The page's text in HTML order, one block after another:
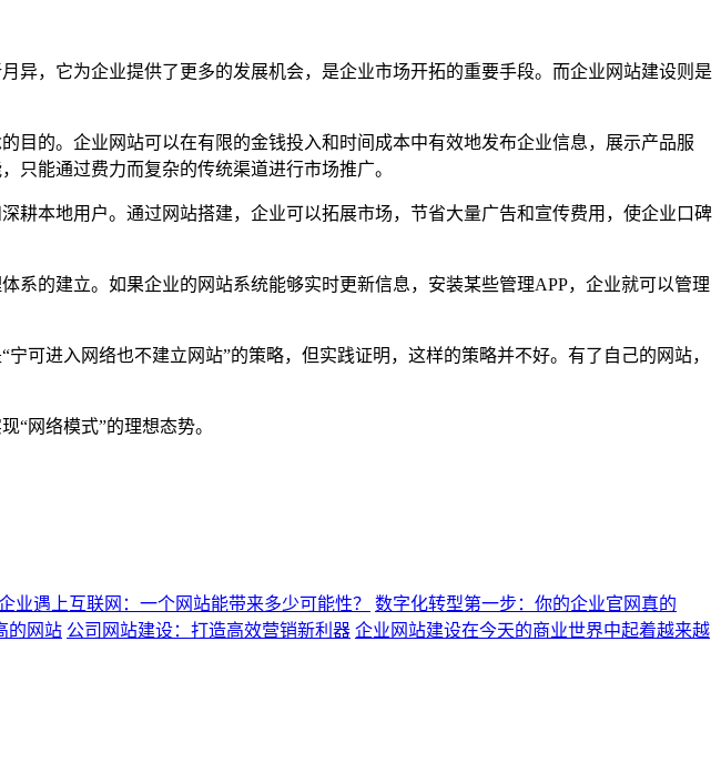
异，它为企业提供了更多的发展机会，是企业市场开拓的重要手段。而企业网站建设则是
的。企业网站可以在有限的金钱投入和时间成本中有效地发布企业信息，展示产品服
只能通过费力而复杂的传统渠道进行市场推广。
耕本地用户。通过网站搭建，企业可以拓展市场，节省大量广告和宣传费用，使企业口碑
的建立。如果企业的网站系统能够实时更新信息，安装某些管理APP，企业就可以管理
可进入网络也不建立网站”的策略，但实践证明，这样的策略并不好。有了自己的网站，
“网络模式”的理想态势。
业遇上互联网：一个网站能带来多少可能性？
数字化转型第一步：你的企业官网真的
的网站 公司网站建设：打造高效营销新利器 企业网站建设在今天的商业世界中起着越来越